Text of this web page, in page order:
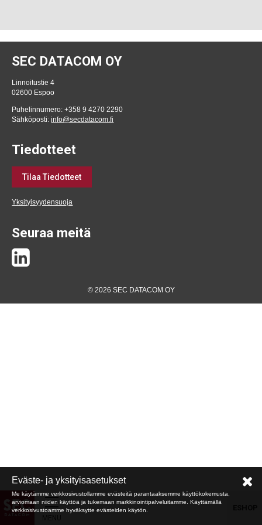
SEC DATACOM OY
Linnoitustie 4
02600 Espoo
Puhelinnumero: +358 9 4270 2290
Sähköposti:info@secdatacom.fi
Tiedotteet
Tilaa Tiedotteet
Yksityisyydensuoja
Seuraa meitä
© 2026 SEC DATACOM OY
Eväste- ja yksityisasetukset
Me käytämme verkkosivustollamme evästeitä parantaaksemme käyttökokemusta,
arviomaan niiden käyttöä ja tukemaan markkinointipalveluitamme. Käyttämällä
verkkosivustoamme hyväksytte evästeiden käytön.